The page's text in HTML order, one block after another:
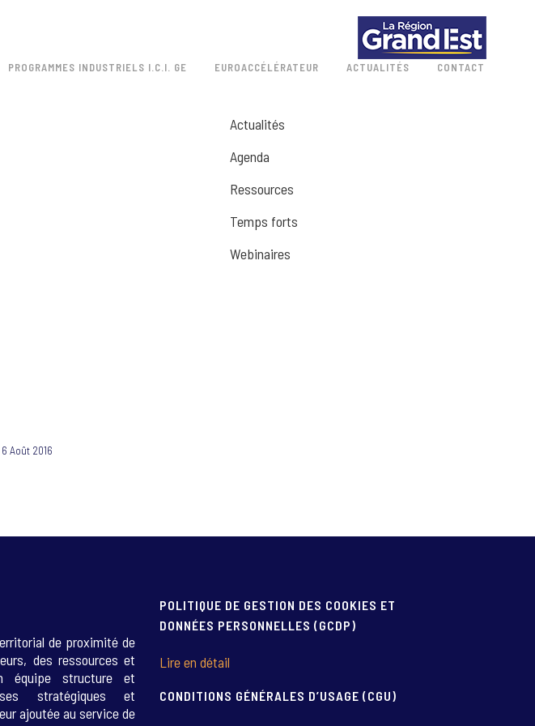
PROGRAMMES INDUSTRIELS I.C.I. GE EUROACCÉLÉRATEUR ACTUALITÉS CONTACT
6 Août 2016
Actualités
Agenda
Ressources
Temps forts
Webinaires
de proximité de
des ressources et
équipe structure et
stratégiques et
ajoutée au service de
POLITIQUE DE GESTION DES COOKIES ET
DONNÉES PERSONNELLES (GCDP)
Lire en détail
CONDITIONS GÉNÉRALES D’USAGE (CGU)